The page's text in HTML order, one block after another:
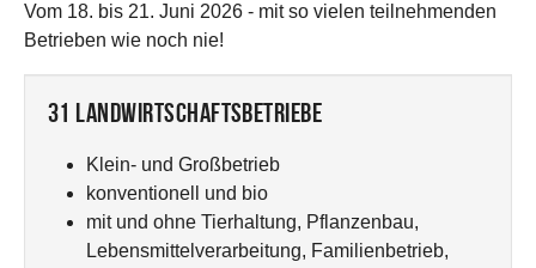
Vom 18. bis 21. Juni 2026 - mit so vielen teilnehmenden
Betrieben wie noch nie!
31 Landwirtschaftsbetriebe
Klein- und Großbetrieb
konventionell und bio
mit und ohne Tierhaltung, Pflanzenbau,
Lebensmittelverarbeitung, Familienbetrieb,